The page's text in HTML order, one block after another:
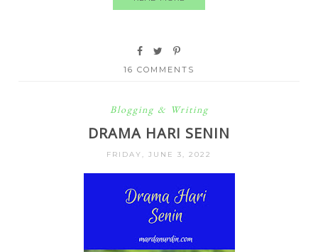
16 COMMENTS
Blogging & Writing
DRAMA HARI SENIN
FRIDAY, JUNE 3, 2022